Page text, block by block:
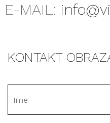
E-MAIL:
KONTAKT